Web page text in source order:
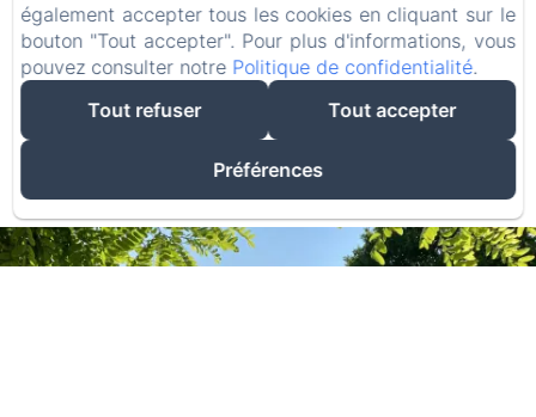
Adultes
également accepter tous les cookies en cliquant sur le
bouton "Tout accepter". Pour plus d'informations, vous
pouvez consulter notre Politique de confidentialité.
Tout refuser
Tout accepter
Préférences